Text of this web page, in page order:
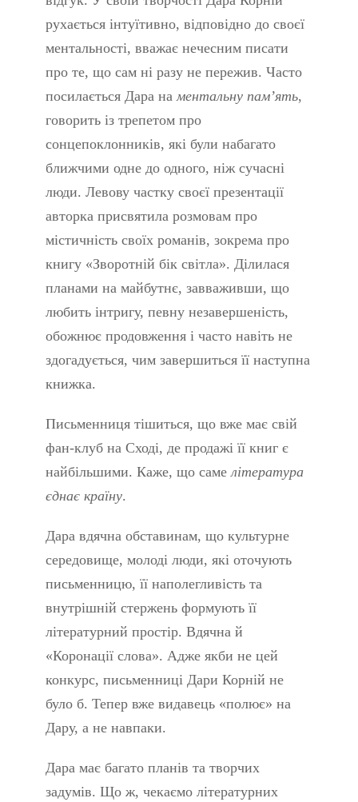
рухається інтуїтивно, відповідно до своєї
ментальності, вважає нечесним писати
про те, що сам ні разу не пережив. Часто
посилається Дара на ментальну пам’ять,
говорить із трепетом про
сонцепоклонників, які були набагато
ближчими одне до одного, ніж сучасні
люди. Левову частку своєї презентації
авторка присвятила розмовам про
містичність своїх романів, зокрема про
книгу «Зворотній бік світла». Ділилася
планами на майбутнє, завваживши, що
любить інтригу, певну незавершеність,
обожнює продовження і часто навіть не
здогадується, чим завершиться її наступна
книжка.
Письменниця тішиться, що вже має свій
фан-клуб на Сході, де продажі її книг є
найбільшими. Каже, що саме література
єднає країну.
Дара вдячна обставинам, що культурне
середовище, молоді люди, які оточують
письменницю, її наполегливість та
внутрішній стержень формують її
літературний простір. Вдячна й
«Коронації слова». Адже якби не цей
конкурс, письменниці Дари Корній не
було б. Тепер вже видавець «полює» на
Дару, а не навпаки.
Дара має багато планів та творчих
задумів. Що ж, чекаємо літературних